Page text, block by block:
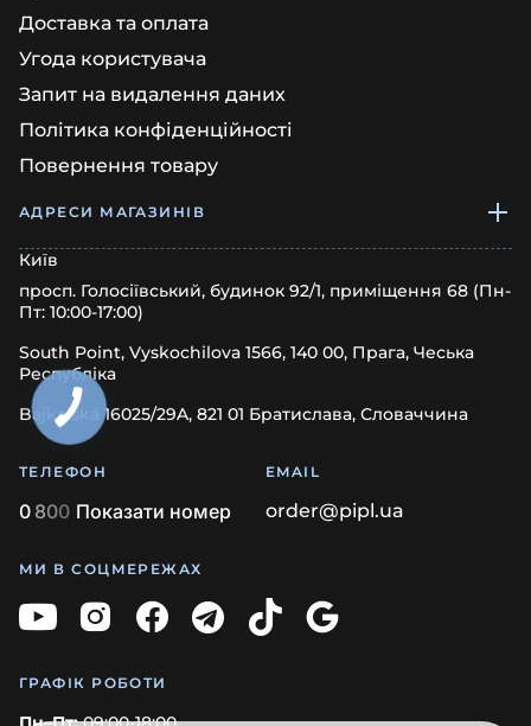
Доставка та оплата
Угода користувача
Запит на видалення даних
Політика конфіденційності
Повернення товару
АДРЕСИ МАГАЗИНІВ
Київ
просп. Голосіївський, будинок 92/1, приміщення 68 (Пн-
Пт: 10:00-17:00)
South Point, Vyskochilova 1566, 140 00, Прага, Чеська
Республіка
Bajkalská 16025/29A, 821 01 Братислава, Словаччина
ТЕЛЕФОН
0 800 Показати номер
EMAIL
order@pipl.ua
МИ В СОЦМЕРЕЖАХ
ГРАФІК РОБОТИ